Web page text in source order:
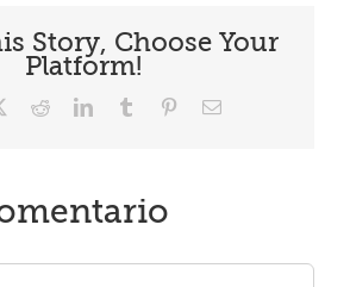
Story, Choose Your
Platform!
RedditLinkedInTumblr PinterestCorreo